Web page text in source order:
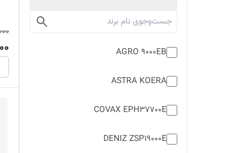
AGRO 9000EB
ASTRA KOERA
COVAX EPH37700E
DENIZ ZSP19000E